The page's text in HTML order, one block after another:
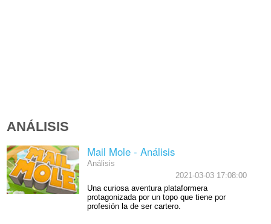
ANÁLISIS
Mail Mole - Análisis
Análisis
2021-03-03 17:08:00
Una curiosa aventura plataformera
protagonizada por un topo que tiene por
profesión la de ser cartero.